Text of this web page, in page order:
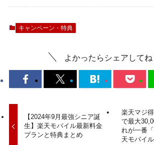
キャンペーン・特典
よかったらシェアしてね
【2024年9月最強シニア誕
生】楽天モバイル最新料金
プランと特典まとめ
楽天マジ
で最大
れが一番
天モバイ